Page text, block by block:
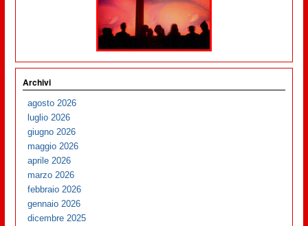
Archivi
agosto 2026
luglio 2026
giugno 2026
maggio 2026
aprile 2026
marzo 2026
febbraio 2026
gennaio 2026
dicembre 2025